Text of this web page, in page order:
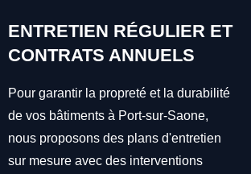
ENTRETIEN RÉGULIER ET
CONTRATS ANNUELS
Pour garantir la propreté et la durabilité
de vos bâtiments à Port-sur-Saone,
nous proposons des plans d'entretien
sur mesure avec des interventions